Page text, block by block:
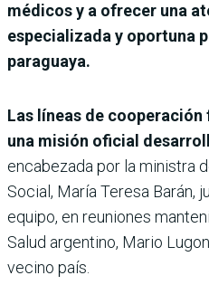
médicos y a ofrecer una
especializada y oportuna
paraguaya.
Las líneas de
una misión oficial
encabezada por la ministra
Social, María Teresa Barán,
equipo, en reuniones
Salud argentino, Mario
vecino país.